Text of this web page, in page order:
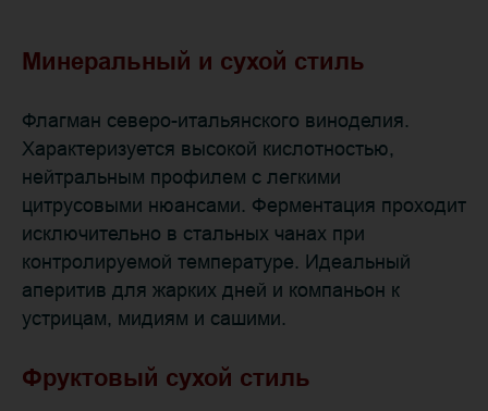
Минеральный и сухой стиль
Флагман северо-итальянского виноделия.
Характеризуется высокой кислотностью,
нейтральным профилем с легкими
цитрусовыми нюансами. Ферментация проходит
исключительно в стальных чанах при
контролируемой температуре. Идеальный
аперитив для жарких дней и компаньон к
устрицам, мидиям и сашими.
Фруктовый сухой стиль